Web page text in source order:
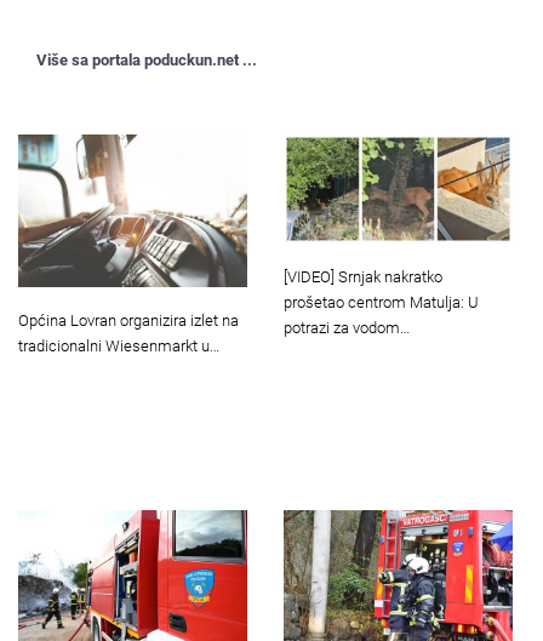
Više sa portala poduckun.net ...
Općina Lovran organizira izlet na
tradicionalni Wiesenmarkt u…
[VIDEO] Srnjak nakratko
prošetao centrom Matulja: U
potrazi za vodom…